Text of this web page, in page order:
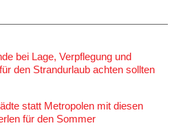
bei Lage, Verpflegung und
den Strandurlaub achten sollten
statt Metropolen mit diesen
für den Sommer